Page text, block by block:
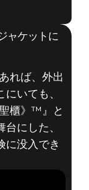
ジ
な
ャケットに
れば、外出
いても、
櫃》™』と
にした、
に没入でき